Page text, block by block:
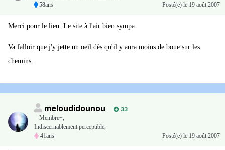
58ans
Posté(e) le 19 août 2007
Merci pour le lien. Le site à l'air bien sympa.
Va falloir que j'y jette un oeil dès qu'il y aura moins de boue sur les
chemins.
meloudidounou
33
Membre+,
Indiscernablement perceptible,
41ans
Posté(e) le 19 août 2007